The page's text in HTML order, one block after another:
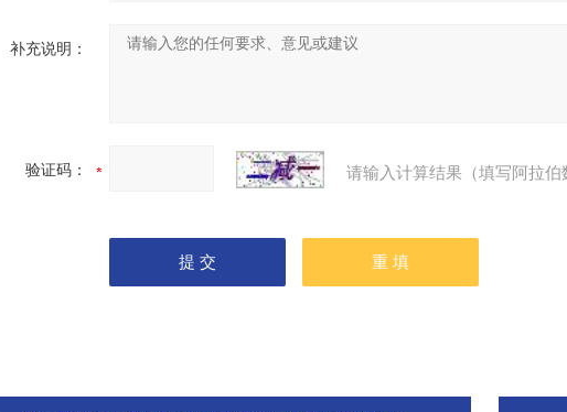
补充说明：
验证码： 请输入计算结果（填写阿拉